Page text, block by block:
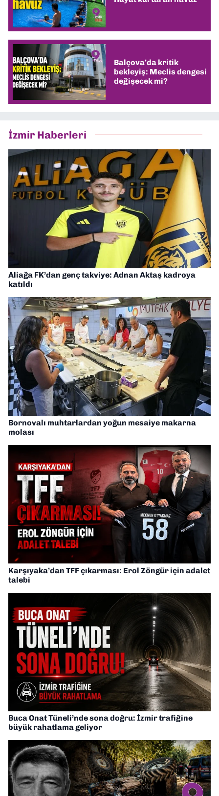
Balçova’da kritik
bekleyiş: Meclis dengesi
değişecek mi?
İzmir Haberleri
Aliağa FK’dan genç takviye: Adnan Aktaş kadroya
katıldı
Bornovalı muhtarlardan yoğun mesaiye makarna
molası
Karşıyaka’dan TFF çıkarması: Erol Zöngür için adalet
talebi
Buca Onat Tüneli’nde sona doğru: İzmir trafiğine
büyük rahatlama geliyor